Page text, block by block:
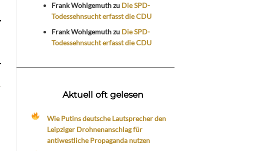
Frank Wohlgemuthzu Die SPD-
Todessehnsucht erfasst die CDU
Frank Wohlgemuthzu Die SPD-
Todessehnsucht erfasst die CDU
Aktuell oft gelesen
Wie Putins deutsche Lautsprecher den
Leipziger Drohnenanschlag für
antiwestliche Propaganda nutzen